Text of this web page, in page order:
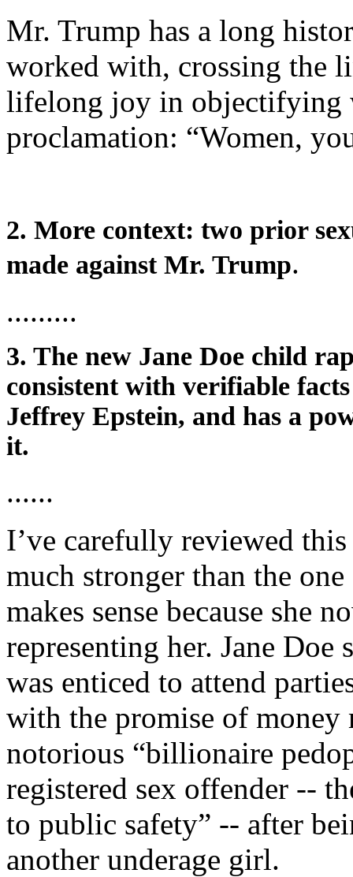
Mr. Trump has a long
worked with, crossing the
lifelong joy in objectifying
proclamation: “Women,
2. More context: two prior
made against Mr. Trump.
.........
3. The new Jane Doe child
consistent with verifiable
Jeffrey Epstein, and has a
it.
......
I’ve carefully reviewed
much stronger than the
makes sense because she
representing her. Jane Doe
was enticed to attend
with the promise of
notorious “billionaire
registered sex offender --
to public safety” -- after
another underage girl.